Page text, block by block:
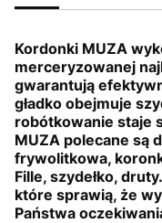
Kordonki MUZA
merceryzowanej
gwarantują
gładko obejmuje
robótkowanie staje
MUZA polecane są
frywolitkowa,
Fille, szydełko,
które sprawią, że
Państwa